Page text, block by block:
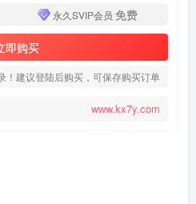
永久SVIP会员 免费
即购买
！建议登陆后购买，可保存购买订单
www.kx7y.com